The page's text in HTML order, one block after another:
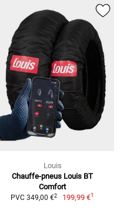
Louis
Chauffe-pneus Louis BT
Comfort
PVC 349,00 €2 199,99 €1